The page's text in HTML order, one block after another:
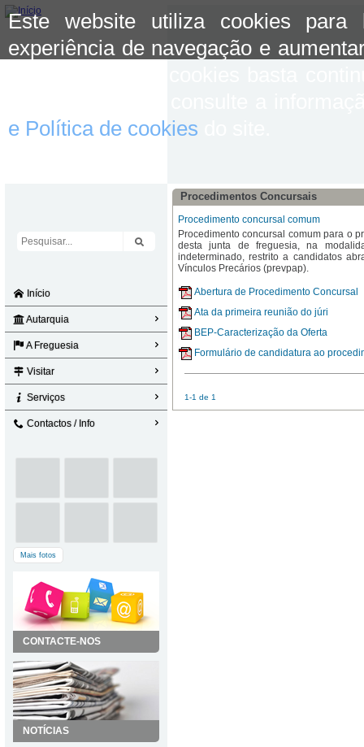
Este website utiliza cookies para
experiência de navegação e
e Política de cookies
Início
Autarquia
A Freguesia
Visitar
Serviços
Contactos / Info
Mais fotos
CONTACTE-NOS
NOTÍCIAS
Procedimentos Concursais
Procedimento concursal comum
Procedimento concursal comum para o
desta junta de freguesia, na
indeterminado, restrito a candidatos
Vínculos Precários (prevpap).
Abertura de Procedimento Concursal
Ata da primeira reunião do júri
BEP-Caracterização da Oferta
Formulário de candidatura ao
1-1 de 1